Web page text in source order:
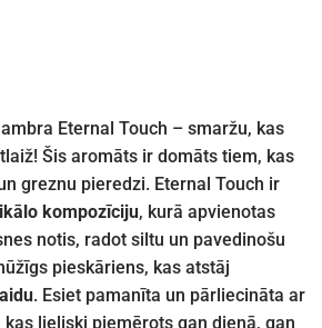
Eternal Touch – smaržu, kas
Šis aromāts ir domāts tiem, kas
greznu pieredzi. Eternal Touch ir
kompozīciju, kurā apvienotas
notis, radot siltu un pavedinošu
pieskāriens, kas atstāj
. Esiet pamanīta un pārliecināta ar
lieliski piemērots gan dienā, gan